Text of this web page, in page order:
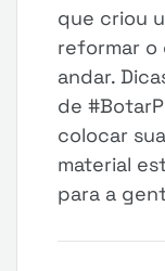
que criou
reformar o
andar.
de
colocar
material
para a